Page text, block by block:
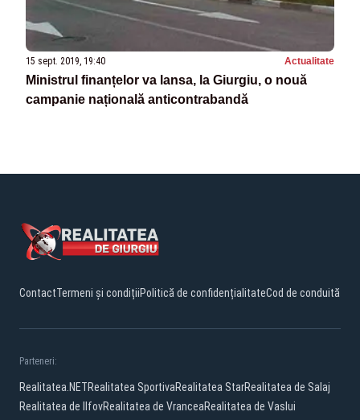
15 sept. 2019, 19:40 Actualitate
Ministrul finanțelor va lansa, la Giurgiu, o nouă
campanie națională anticontrabandă
ContactTermeni și condițiiPolitică de confidențialitateCod de conduită
Parteneri:
Realitatea.NETRealitatea SportivaRealitatea StarRealitatea de Salaj
Realitatea de IlfovRealitatea de VranceaRealitatea de Vaslui